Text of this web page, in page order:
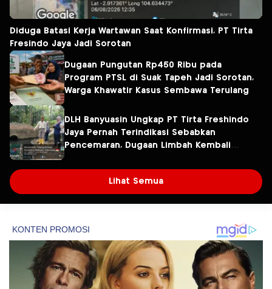
Diduga Batasi Kerja Wartawan Saat Konfirmasi, PT Tirta
Fresindo Jaya Jadi Sorotan
Dugaan Pungutan Rp450 Ribu pada
Program PTSL di Suak Tapeh Jadi Sorotan,
Warga Khawatir Kasus Sembawa Terulang
DLH Banyuasin Ungkap PT Tirta Freshindo
Jaya Pernah Terindikasi Sebabkan
Pencemaran, Dugaan Limbah Kembali
Lihat Semua